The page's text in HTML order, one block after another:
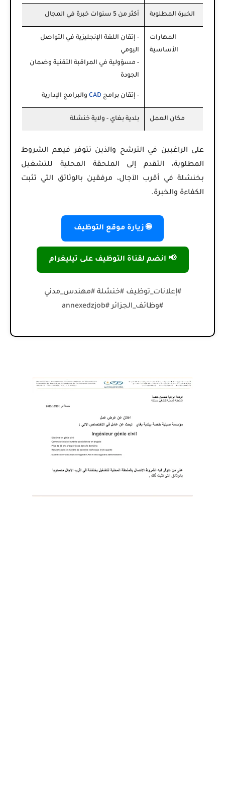
الخبرة المطلوبة أكثر من 5 سنوات خبرة في المجال
المهارات
الأساسية
- إتقان اللغة الإنجليزية في التواصل
اليومي
- مسؤولية في المراقبة التقنية وضمان
الجودة
- إتقان برامج CAD والبرامج الإدارية
مكان العمل بلدية بغاي - ولاية خنشلة
على الراغبين في الترشح والذين تتوفر فيهم الشروط
المطلوبة، التقدم إلى الملحقة المحلية للتشغيل
بخنشلة في أقرب الآجال، مرفقين بالوثائق التي تثبت
الكفاءة والخبرة.
🌐 زيارة موقع التوظيف
📢 انضم لقناة التوظيف على تيليغرام
#إعلانات_توظيف #خنشلة #مهندس_مدني
#وظائف_الجزائر #annexedzjob